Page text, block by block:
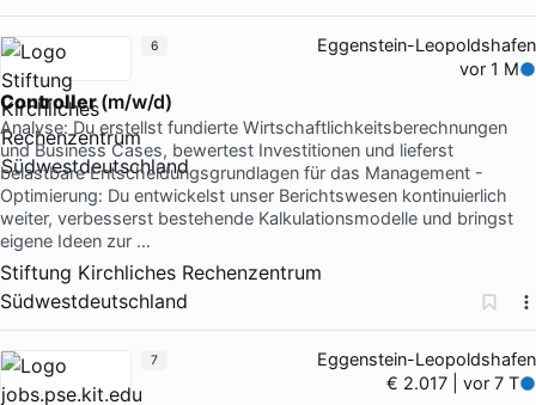
Eggenstein-Leopoldshafen
vor 1 M
Controller(m/w/d)
Analyse: Du erstellst fundierte Wirtschaftlichkeitsberechnungen
und Business Cases, bewertest Investitionen und lieferst
belastbare Entscheidungsgrundlagen für das Management -
Optimierung: Du entwickelst unser Berichtswesen kontinuierlich
weiter, verbesserst bestehende Kalkulationsmodelle und bringst
eigene Ideen zur …
Stiftung Kirchliches Rechenzentrum
Südwestdeutschland
6
Eggenstein-Leopoldshafen
€ 2.017 | vor 7 T
7